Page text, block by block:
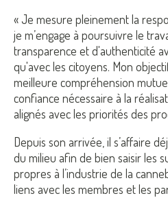
« Je mesure pleinement la
je m’engage à poursuivre le
transparence et d'authenticité
qu'avec les citoyens. Mon
meilleure compréhension
confiance nécessaire à la
alignés avec les priorités des
Depuis son arrivée, il s’affaire
du milieu afin de bien saisir les
propres à l’industrie de la
liens avec les membres et les